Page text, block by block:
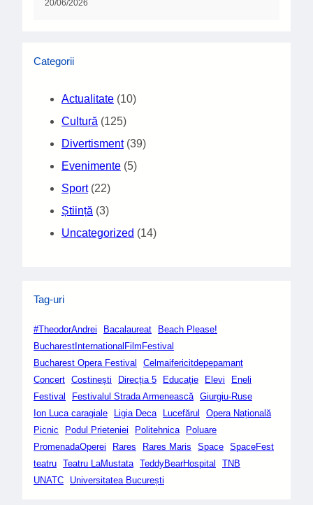
20/06/2026
Categorii
Actualitate (10)
Cultură (125)
Divertisment(39)
Evenimente (5)
Sport(22)
Știință (3)
Uncategorized (14)
Tag-uri
#TheodorAndrei Bacalaureat
Beach Please!
BucharestInternationalFilmFestival
Bucharest Opera Festival
Celmaifericitdepepamant
Concert Costinești Direcția 5 Educație Elevi
Eneli
Festival
Festivalul Strada Armenească Giurgiu-Ruse
Ion Luca caragiale
Ligia Deca Lucefărul
Opera Națională
Picnic
Podul Prieteniei Politehnica
Poluare
PromenadaOperei
Rares Rares Maris Space SpaceFest
teatru Teatru LaMustata TeddyBearHospital
TNB
UNATC
Universitatea București